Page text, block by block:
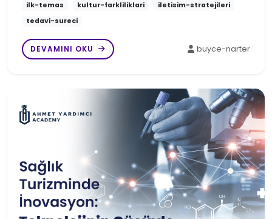
ilk-temas
kultur-farkliliklari
iletisim-stratejileri
tedavi-sureci
DEVAMINI OKU buyce-narter